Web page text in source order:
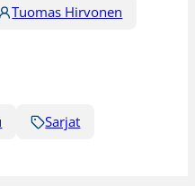
Tuomas Hirvonen
Sarjat